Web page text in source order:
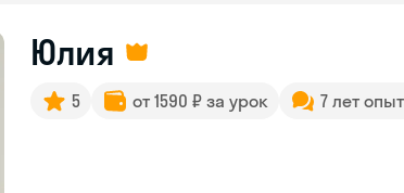
Юлия
5 от 1590 ₽ за урок 7 лет